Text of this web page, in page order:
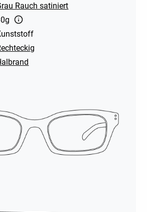
Rauch satiniert